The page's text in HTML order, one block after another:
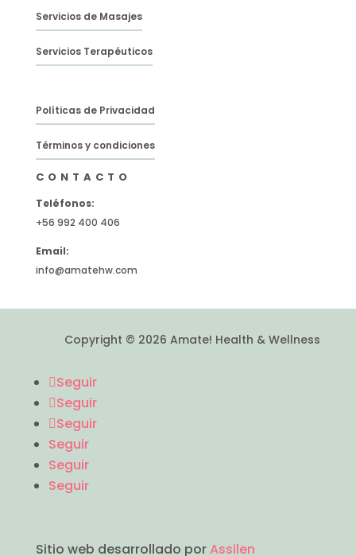
Servicios de Masajes
Servicios Terapéuticos
Políticas de Privacidad
Términos y condiciones
CONTACTO
Teléfonos:
+56 992 400 406
Email:
info@amatehw.com
Copyright © 2026 Amate! Health & Wellness
Seguir
Seguir
Seguir
Seguir
Seguir
Seguir
Sitio web desarrollado porAssilen